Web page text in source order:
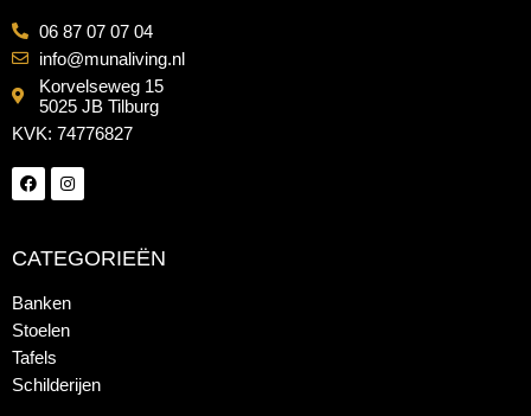
06 87 07 07 04
info@munaliving.nl
Korvelseweg 15
5025 JB Tilburg
KVK: 74776827
CATEGORIEËN
Banken
Stoelen
Tafels
Schilderijen